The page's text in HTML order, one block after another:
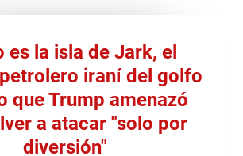
es la isla de Jark, el
iraní del golfo
que Trump amenazó
a atacar "solo por
diversión"